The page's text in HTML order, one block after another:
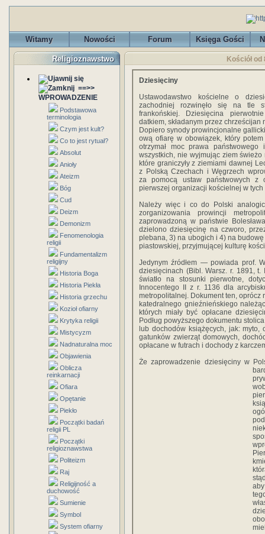
Witamy Nowości Forum Księga Gości
Religioznawstwo
==>>
WPROWADZENIE
Podstawowa
terminologia
Czym jest kult?
Co to jest rytuał?
Absolut
Anioły
Ateizm
Bóg
Cud
Deizm
Demonizm
Fenomenologia
religii
Fundamentalizm
religijny
Historia Boga
Historia Piekła
Historia grzechu
Kozioł ofiarny
Krytyka religii
Mistycyzm
Nadnaturalna moc
Objawienia
Oblicza
reinkarnacji
Ofiara
Opętanie
Piekło
Początki badań
religii PL
Początki
religioznawstwa
Politeizm
Raj
Religijność a
duchowość
Sumienie
Symbol
System ofiarny
Kościół
Dziesięciny
Ustawodawstwo kościelne o
zachodniej rozwinęło się na tle
frankońskiej. Dziesięcina
datkiem, składanym przez chrześcijan
Dopiero synody prowincjonalne
ową ofiarę w obowiązek, który
otrzymał moc prawa państwowego
wszystkich, nie wyjmując ziem świeżo
które graniczyły z ziemiami dawnej
z Polską Czechach i Węgrzech
za pomocą ustaw państwowych z
pierwszej organizacji kościelnej w tych
Należy więc i co do Polski
zorganizowania prowincji
zaprowadzoną w państwie
dzielono dziesięcinę na czworo,
plebana, 3) na ubogich i 4) na
piastowskiej, przyjmującej kulturę
Jedynym źródłem — powiada prof.
dziesięcinach (Bibl. Warsz. r. 1891,
światło na stosunki pierwotne,
Innocentego II z r. 1136 dla
metropolitalnej. Dokument ten, oprócz
katedralnego gnieźnieńskiego
których miały być opłacane
Podług powyższego dokumentu
lub dochodów książęcych, jak:
gatunków zwierząt domowych,
opłacane w futrach i dochody z
Że zaprowadzenie dziesięciny w